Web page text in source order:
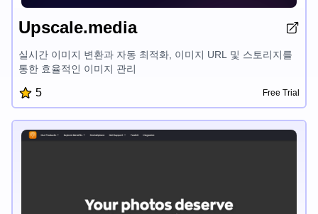
Upscale.media
실시간 이미지 변환과 자동 최적화, 이미지 URL 및 스토리지를
통한 효율적인 이미지 관리
5 Free Trial